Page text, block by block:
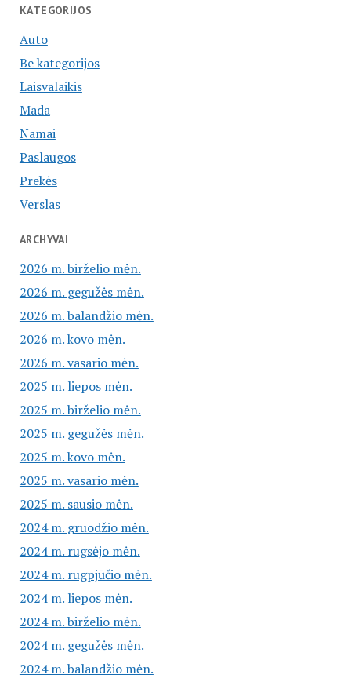
KATEGORIJOS
Auto
Be kategorijos
Laisvalaikis
Mada
Namai
Paslaugos
Prekės
Verslas
ARCHYVAI
2026 m. birželio mėn.
2026 m. gegužės mėn.
2026 m. balandžio mėn.
2026 m. kovo mėn.
2026 m. vasario mėn.
2025 m. liepos mėn.
2025 m. birželio mėn.
2025 m. gegužės mėn.
2025 m. kovo mėn.
2025 m. vasario mėn.
2025 m. sausio mėn.
2024 m. gruodžio mėn.
2024 m. rugsėjo mėn.
2024 m. rugpjūčio mėn.
2024 m. liepos mėn.
2024 m. birželio mėn.
2024 m. gegužės mėn.
2024 m. balandžio mėn.